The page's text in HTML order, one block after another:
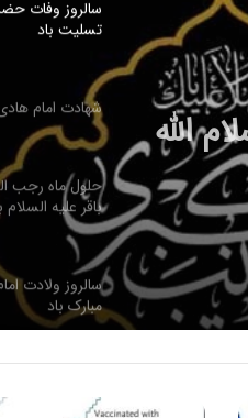
الله
سالروز وفات
تسلیت باد
شهادت امام
حلول ماه رجب
باقر علیه
سالروز ولادت
مبارک باد
حضرت عباس